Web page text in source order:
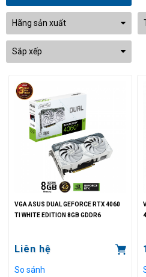
Hãng sản xuất
Sắp xếp
VGA ASUS DUAL GEFORCE RTX 4060
TI WHITE EDITION 8GB GDDR6
Liên hệ
So sánh